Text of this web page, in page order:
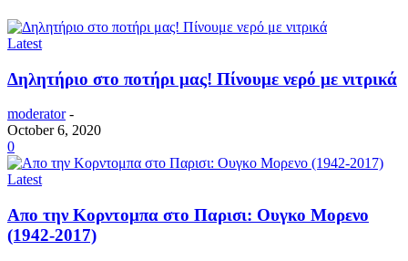
Latest
Δηλητήριο στο ποτήρι μας! Πίνουμε νερό με νιτρικά
moderator -
October 6, 2020
0
Latest
Απο την Κορντομπα στο Παρισι: Ουγκο Μορενο
(1942-2017)